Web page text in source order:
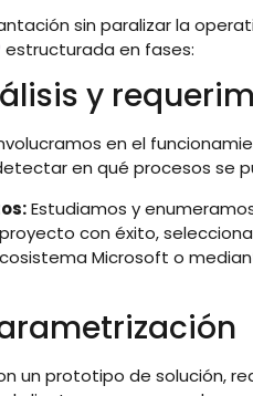
sin paralizar la
estructurada en fases:
y
en el
en qué procesos se
Estudiamos y
con éxito,
Microsoft o
un prototipo de solución,